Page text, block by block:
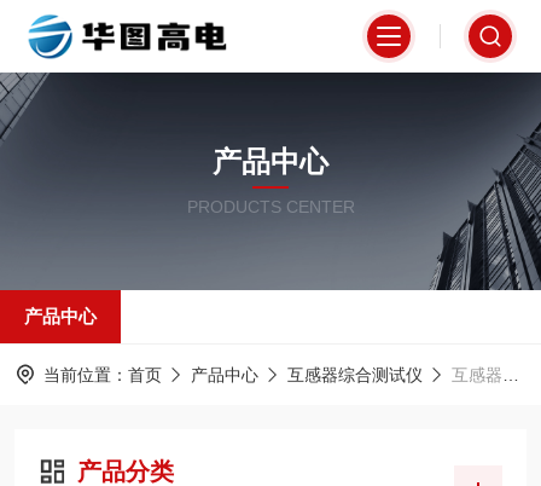
产品中心
PRODUCTS CENTER
产品中心
当前位置： 首页 产品中心 互感器综合测试仪 互感器电容电流测试仪
产品分类